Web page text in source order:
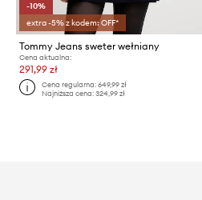
-10%
extra -5% z kodem: OFF*
Tommy Jeans sweter wełniany
Cena aktualna:
291,99 zł
Cena regularna:649,99 zł
Najniższa cena:324,99 zł